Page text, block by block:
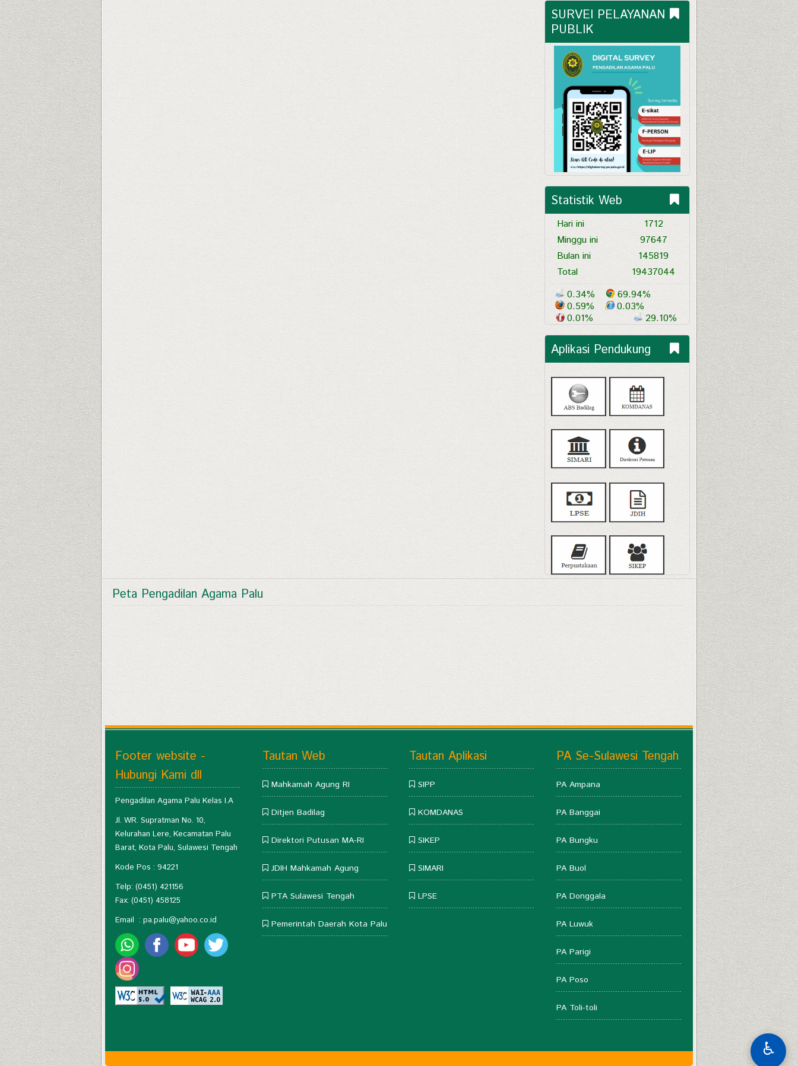
SURVEI PELAYANAN
PUBLIK
Statistik Web
Hari ini
Minggu ini
Bulan ini
Total
1712
97647
145819
19437044
0.34%
69.94%
0.59%
0.03%
0.01%
29.10%
Aplikasi Pendukung
Peta Pengadilan Agama Palu
Footer website -
Hubungi Kami dll
Pengadilan Agama Palu Kelas I.A
Jl. WR. Supratman No. 10,
Kelurahan Lere, Kecamatan Palu
Barat, Kota Palu, Sulawesi Tengah
Kode Pos : 94221
Telp: (0451) 421156
Fax: (0451) 458125
Email : pa.palu@yahoo.co.id
Tautan Web
Mahkamah Agung RI
Ditjen Badilag
Direktori Putusan MA-RI
JDIH Mahkamah Agung
PTA Sulawesi Tengah
Pemerintah Daerah Kota Palu
Tautan Aplikasi
SIPP
KOMDANAS
SIKEP
SIMARI
LPSE
PA Se-Sulawesi Tengah
PA Ampana
PA Banggai
PA Bungku
PA Buol
PA Donggala
PA Luwuk
PA Parigi
PA Poso
PA Toli-toli
♿